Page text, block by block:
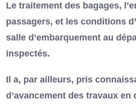
Le traitement des bagages,
passagers, et les conditions
salle d’embarquement au
inspectés.
Il a, par ailleurs, pris
d’avancement des travaux en